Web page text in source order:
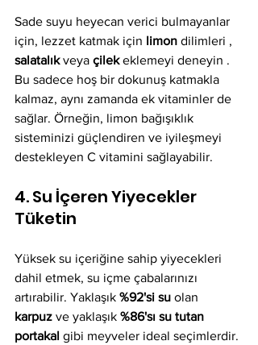
Sade suyu heyecan verici bulmayanlar
için, lezzet katmak için limon dilimleri ,
salatalık veya çilek eklemeyi deneyin .
Bu sadece hoş bir dokunuş katmakla
kalmaz, aynı zamanda ek vitaminler de
sağlar. Örneğin, limon bağışıklık
sisteminizi güçlendiren ve iyileşmeyi
destekleyen C vitamini sağlayabilir.
4. Su İçeren Yiyecekler
Tüketin
Yüksek su içeriğine sahip yiyecekleri
dahil etmek, su içme çabalarınızı
artırabilir. Yaklaşık %92'si su olan
karpuz ve yaklaşık %86'sı su tutan
portakal gibi meyveler ideal seçimlerdir.